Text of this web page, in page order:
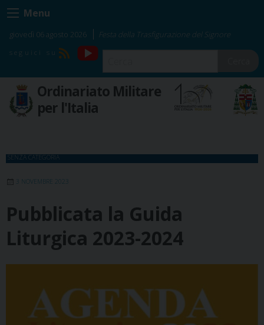
Skip
to
content
Menu
giovedì 06 agosto 2026 Festa della Trasfigurazione del Signore
RSS
YouTube
Ordinariato Militare
per l'Italia
SENZA CATEGORIA
3 NOVEMBRE 2023
Pubblicata la Guida
Liturgica 2023-2024